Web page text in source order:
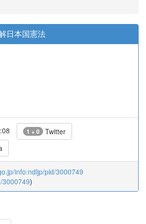
日本国憲法
1 + 0 Twitter
info:ndljp/pid/3000749
3000749)